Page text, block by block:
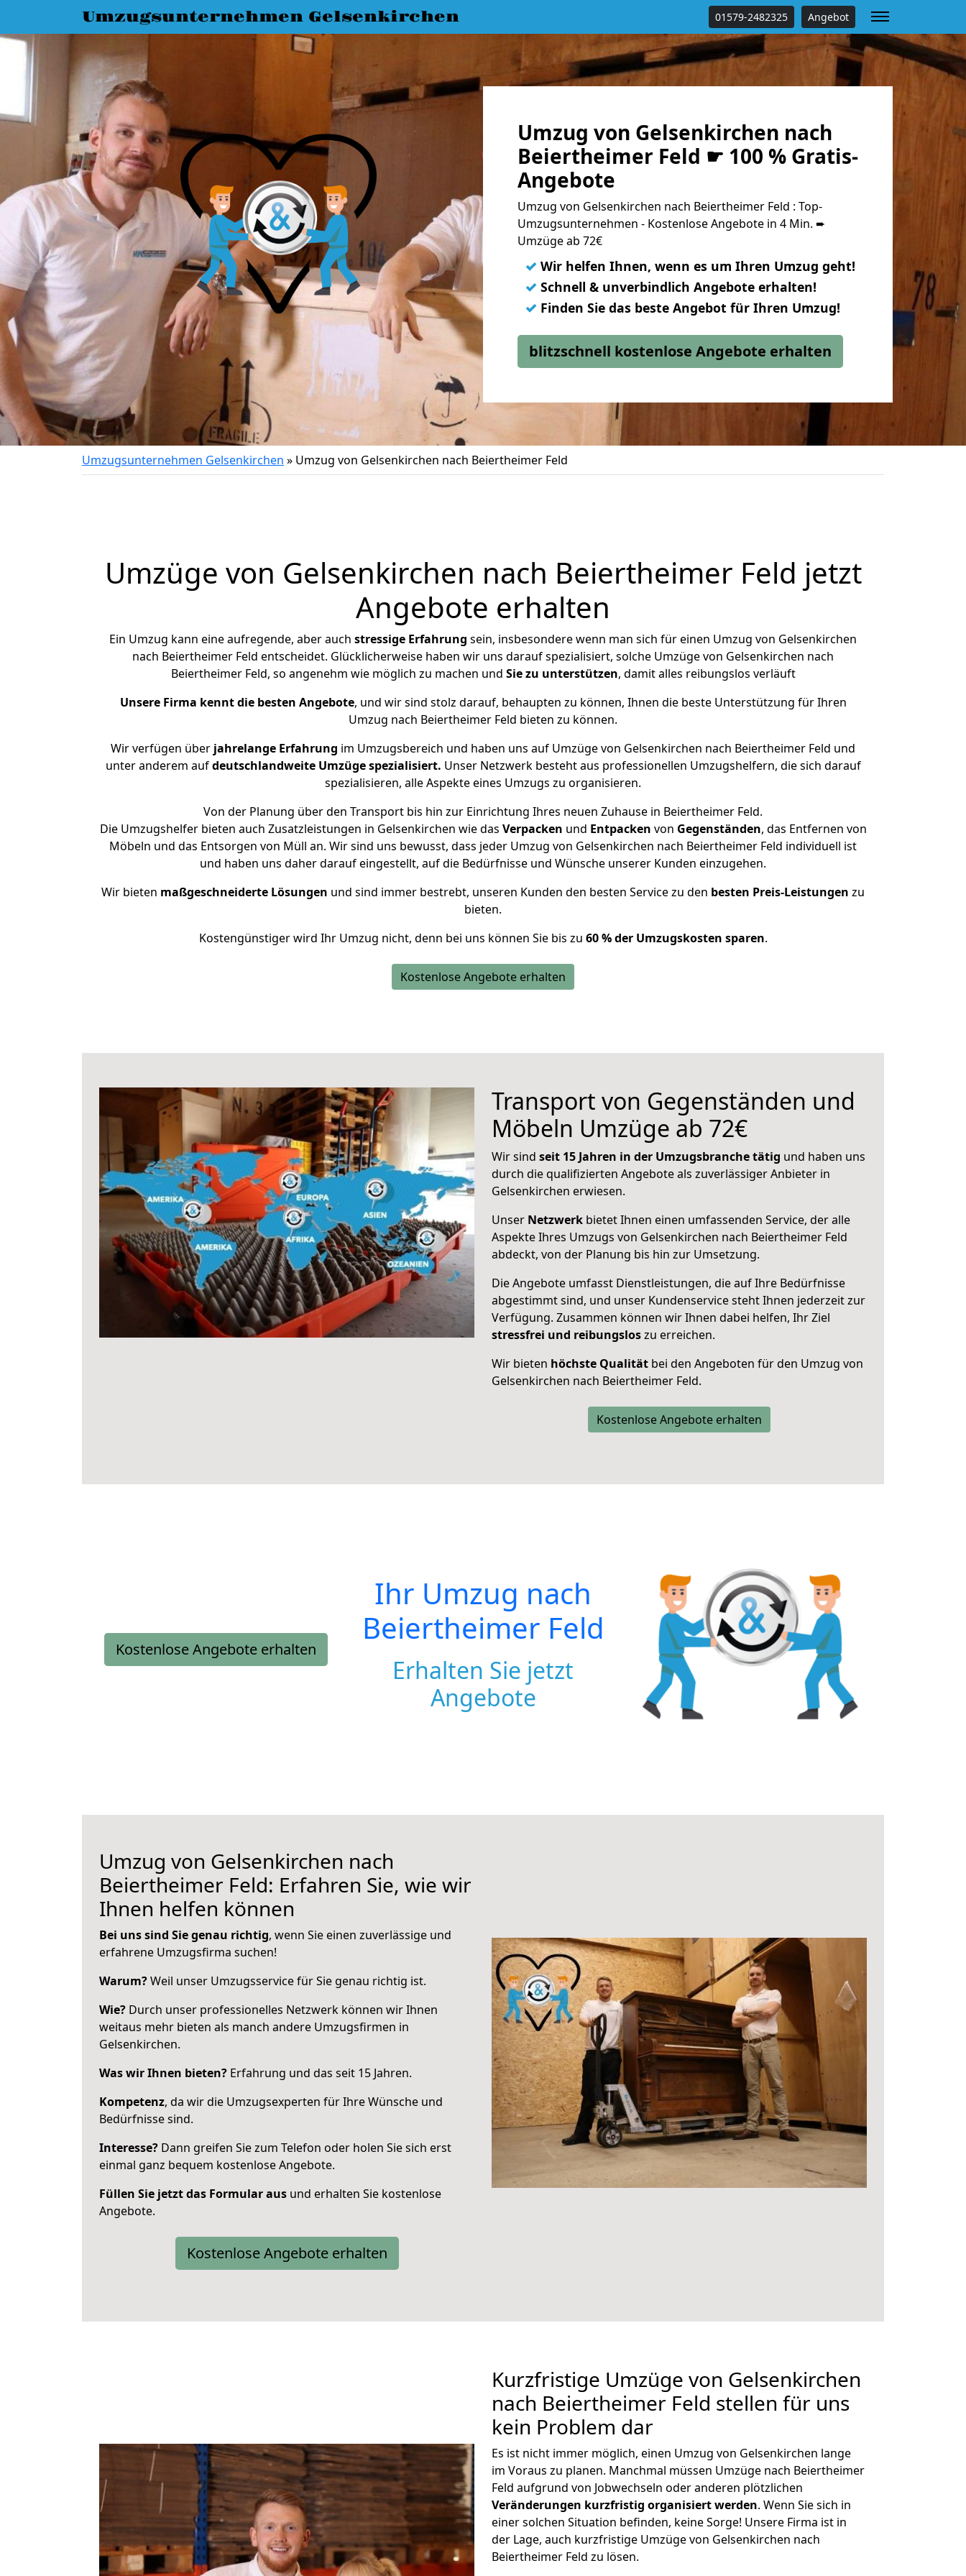
Umzugsunternehmen Gelsenkirchen 01579-2482325 Angebot
Umzug von Gelsenkirchen nach
Beiertheimer Feld ☛ 100 % Gratis-
Angebote
Umzug von Gelsenkirchen nach Beiertheimer Feld : Top-
Umzugsunternehmen - Kostenlose Angebote in 4 Min. ➨
Umzüge ab 72€
✓ Wir helfen Ihnen, wenn es um Ihren Umzug geht!
✓ Schnell & unverbindlich Angebote erhalten!
✓ Finden Sie das beste Angebot für Ihren Umzug!
blitzschnell kostenlose Angebote erhalten
Umzugsunternehmen Gelsenkirchen » Umzug von Gelsenkirchen nach Beiertheimer Feld
Umzüge von Gelsenkirchen nach Beiertheimer Feld jetzt
Angebote erhalten
Ein Umzug kann eine aufregende, aber auch stressige Erfahrung sein, insbesondere wenn man sich für einen Umzug von Gelsenkirchen
nach Beiertheimer Feld entscheidet. Glücklicherweise haben wir uns darauf spezialisiert, solche Umzüge von Gelsenkirchen nach
Beiertheimer Feld, so angenehm wie möglich zu machen und Sie zu unterstützen, damit alles reibungslos verläuft
Unsere Firma kennt die besten Angebote, und wir sind stolz darauf, behaupten zu können, Ihnen die beste Unterstützung für Ihren
Umzug nach Beiertheimer Feld bieten zu können.
Wir verfügen über jahrelange Erfahrung im Umzugsbereich und haben uns auf Umzüge von Gelsenkirchen nach Beiertheimer Feld und
unter anderem aufdeutschlandweite Umzüge spezialisiert. Unser Netzwerk besteht aus professionellen Umzugshelfern, die sich darauf
spezialisieren, alle Aspekte eines Umzugs zu organisieren.
Von der Planung über den Transport bis hin zur Einrichtung Ihres neuen Zuhause in Beiertheimer Feld.
Die Umzugshelfer bieten auch Zusatzleistungen in Gelsenkirchen wie das Verpacken und Entpacken von Gegenständen, das Entfernen von
Möbeln und das Entsorgen von Müll an. Wir sind uns bewusst, dass jeder Umzug von Gelsenkirchen nach Beiertheimer Feld individuell ist
und haben uns daher darauf eingestellt, auf die Bedürfnisse und Wünsche unserer Kunden einzugehen.
Wir bieten maßgeschneiderte Lösungen und sind immer bestrebt, unseren Kunden den besten Service zu den besten Preis-Leistungen zu
bieten.
Kostengünstiger wird Ihr Umzug nicht, denn bei uns können Sie bis zu 60 % der Umzugskosten sparen.
Kostenlose Angebote erhalten
Transport von Gegenständen und
Möbeln Umzüge ab 72€
Wir sind seit 15 Jahren in der Umzugsbranche tätig und haben uns
durch die qualifizierten Angebote als zuverlässiger Anbieter in
Gelsenkirchen erwiesen.
Unser Netzwerk bietet Ihnen einen umfassenden Service, der alle
Aspekte Ihres Umzugs von Gelsenkirchen nach Beiertheimer Feld
abdeckt, von der Planung bis hin zur Umsetzung.
Die Angebote umfasst Dienstleistungen, die auf Ihre Bedürfnisse
abgestimmt sind, und unser Kundenservice steht Ihnen jederzeit zur
Verfügung. Zusammen können wir Ihnen dabei helfen, Ihr Ziel
stressfrei und reibungsloszu erreichen.
Wir bieten höchste Qualität bei den Angeboten für den Umzug von
Gelsenkirchen nach Beiertheimer Feld.
Kostenlose Angebote erhalten
Kostenlose Angebote erhalten
Ihr Umzug nach
Beiertheimer Feld
Erhalten Sie jetzt
Angebote
Umzug von Gelsenkirchen nach
Beiertheimer Feld: Erfahren Sie, wie wir
Ihnen helfen können
Bei uns sind Sie genau richtig, wenn Sie einen zuverlässige und
erfahrene Umzugsfirma suchen!
Warum?Weil unser Umzugsservice für Sie genau richtig ist.
Wie? Durch unser professionelles Netzwerk können wir Ihnen
weitaus mehr bieten als manch andere Umzugsfirmen in
Gelsenkirchen.
Was wir Ihnen bieten? Erfahrung und das seit 15 Jahren.
Kompetenz, da wir die Umzugsexperten für Ihre Wünsche und
Bedürfnisse sind.
Interesse? Dann greifen Sie zum Telefon oder holen Sie sich erst
einmal ganz bequem kostenlose Angebote.
Füllen Sie jetzt das Formular aus und erhalten Sie kostenlose
Angebote.
Kostenlose Angebote erhalten
Kurzfristige Umzüge von Gelsenkirchen
nach Beiertheimer Feld stellen für uns
kein Problem dar
Es ist nicht immer möglich, einen Umzug von Gelsenkirchen lange
im Voraus zu planen. Manchmal müssen Umzüge nach Beiertheimer
Feld aufgrund von Jobwechseln oder anderen plötzlichen
Veränderungen kurzfristig organisiert werden. Wenn Sie sich in
einer solchen Situation befinden, keine Sorge! Unsere Firma ist in
der Lage, auch kurzfristige Umzüge von Gelsenkirchen nach
Beiertheimer Feld zu lösen.